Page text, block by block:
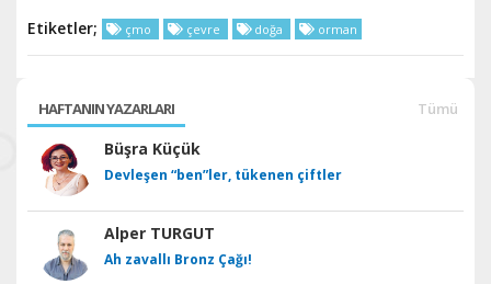
Etiketler; çmo çevre doğa orman
HAFTANIN YAZARLARI Tümü
Büşra Küçük
Devleşen “ben”ler, tükenen çiftler
Alper TURGUT
Ah zavallı Bronz Çağı!